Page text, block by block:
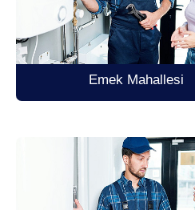
Emek Mahallesi